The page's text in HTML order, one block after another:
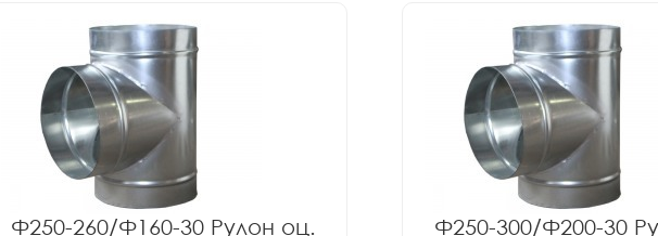
Ф250-260/Ф160-30 Рулон оц.
Ф250-300/Ф200-30